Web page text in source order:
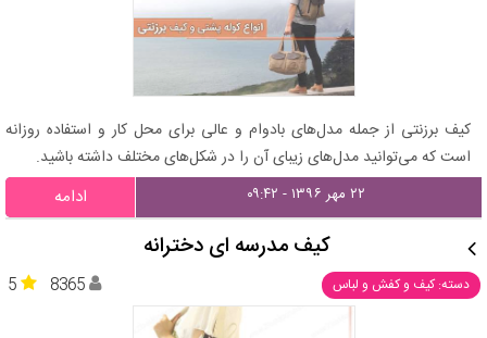
کیف برزنتی از جمله مدل‌های بادوام و عالی برای محل کار و استفاده روزانه
است که می‌توانید مدل‌های زیبای آن را در شکل‌های مختلف داشته باشید.
۲۲ مهر ۱۳۹۶ - ۰۹:۴۲ ادامه
کیف مدرسه ای دخترانه
دسته: کیف و کفش و لباس 5 8365